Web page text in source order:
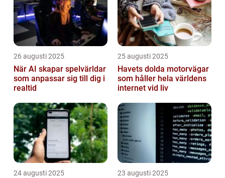
26 augusti 2025
När AI skapar spelvärldar
som anpassar sig till dig i
realtid
25 augusti 2025
Havets dolda motorvägar
som håller hela världens
internet vid liv
24 augusti 2025 23 augusti 2025